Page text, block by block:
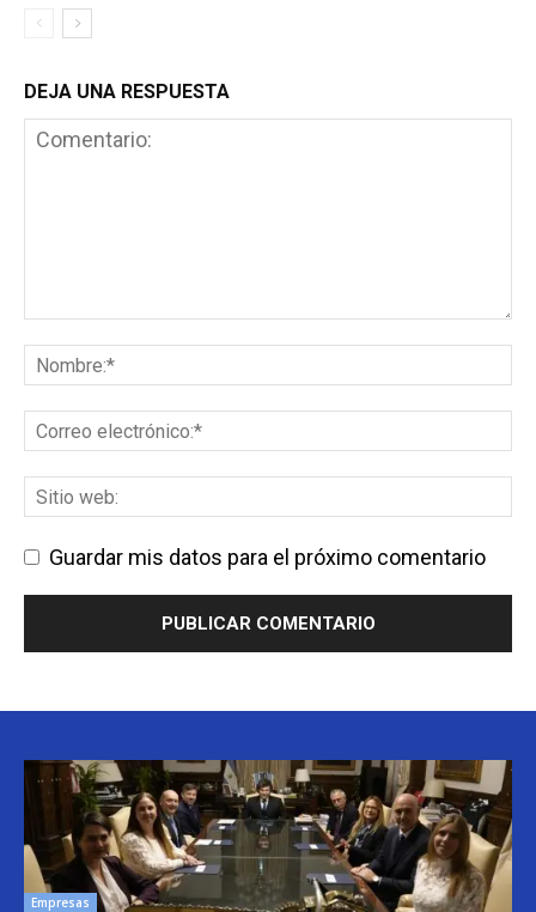
DEJA UNA RESPUESTA
Guardar mis datos para el próximo comentario
Empresas